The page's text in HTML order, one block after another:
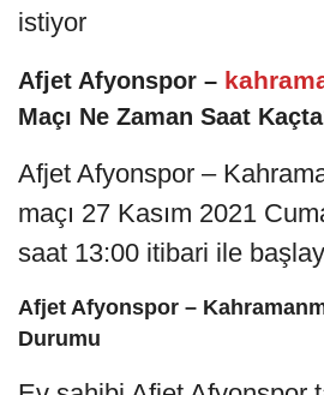
istiyor
Afjet Afyonspor –
Maçı Ne Zaman Saat
Afjet Afyonspor –
maçı 27 Kasım 2021
saat 13:00 itibari ile
Afjet Afyonspor –
Durumu